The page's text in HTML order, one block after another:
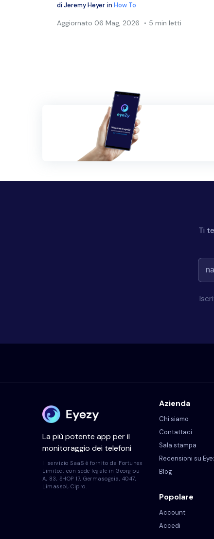
diJeremy Heyer inHow To
Aggiornato 06 Mag, 2026 5 min letti
Ti
La più potente app per il
monitoraggio dei telefoni
Il servizio SaaS è fornito da Fortunex
Limited, con sede legale in Georgiou
A, 83, SHOP 17, Germasogeia, 4047,
Limassol, Cipro.
Azienda
Chi siamo
Contattaci
Sala stampa
Recensioni su
Blog
Popolare
Account
Accedi